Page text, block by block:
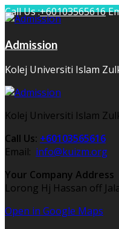
Call Us :+60103565616
Admission
Kolej Universiti Islam
Kolej Universiti Islam
Call Us: +60103565616
Email: info@kuizm.org
Your Company Address
Lorong Hj Hassan off
Open in Google Maps